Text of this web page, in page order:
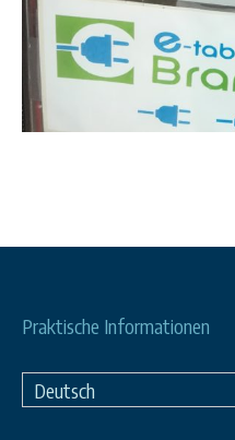
Praktische Informationen
Deutsch